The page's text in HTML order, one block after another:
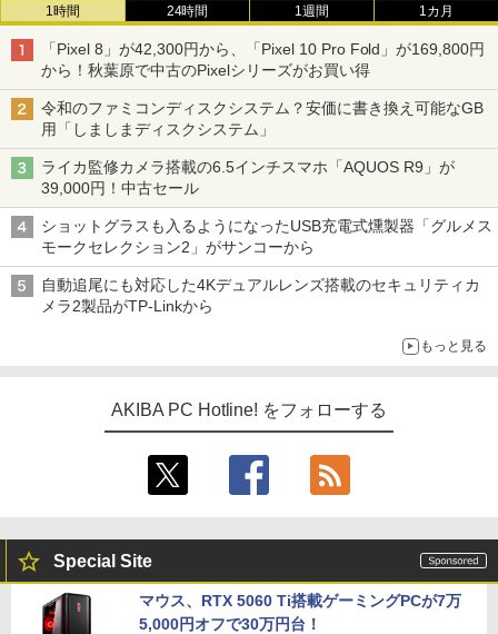
1時間 24時間 1週間 1カ月
「Pixel 8」が42,300円から、「Pixel 10 Pro Fold」が169,800円
から！秋葉原で中古のPixelシリーズがお買い得
令和のファミコンディスクシステム？安価に書き換え可能なGB
用「しましまディスクシステム」
ライカ監修カメラ搭載の6.5インチスマホ「AQUOS R9」が
39,000円！中古セール
ショットグラスも入るようになったUSB充電式燻製器「グルメス
モークセレクション2」がサンコーから
自動追尾にも対応した4Kデュアルレンズ搭載のセキュリティカ
メラ2製品がTP-Linkから
もっと見る
AKIBA PC Hotline! をフォローする
Special Site
マウス、RTX 5060 Ti搭載ゲーミングPCが7万
5,000円オフで30万円台！